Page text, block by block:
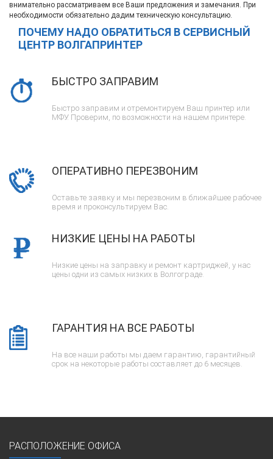
внимательно рассматриваем все Ваши предложения и замечания. При
необходимости обязательно дадим техническую консультацию.
ПОЧЕМУ НАДО ОБРАТИТЬСЯ В СЕРВИСНЫЙ
ЦЕНТР ВОЛГАПРИНТЕР
БЫСТРО ЗАПРАВИМ
Быстро заправим и отремонтируем Ваш принтер или
МФУ. Проверим, по возможности на нашем принтере.
ОПЕРАТИВНО ПЕРЕЗВОНИМ
Оставьте заявку и мы перезвоним в ближайшее рабочее
время и проконсультируем Вас.
НИЗКИЕ ЦЕНЫ НА РАБОТЫ
Низкие цены на заправку и ремонт картриджей, у нас
цены одни из самых низких в Волгограде.
ГАРАНТИЯ НА ВСЕ РАБОТЫ
На все наши работы мы даем гарантию, гарантийный
срок на некоторые работы составляет до 6 месяцев.
РАСПОЛОЖЕНИЕ ОФИСА